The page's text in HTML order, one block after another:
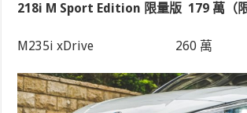
218i M Sport Edition 限量版 179 萬（
M235i xDrive 260 萬